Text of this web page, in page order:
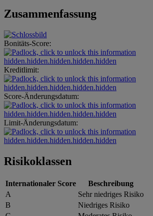
Zusammenfassung
Bonitäts-Score:
hidden.hidden.hidden.hidden.hidden
Kreditlimit:
hidden.hidden.hidden.hidden.hidden
Score-Änderungsdatum:
hidden.hidden.hidden.hidden.hidden
Limit-Änderungsdatum:
hidden.hidden.hidden.hidden.hidden
Risikoklassen
Internationaler Score
Beschreibung
A
Sehr niedriges Risiko
B
Niedriges Risiko